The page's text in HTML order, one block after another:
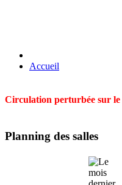
Accueil
Circulation perturbée sur le
Planning des salles